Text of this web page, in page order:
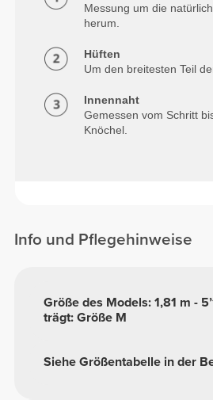
Messung um die
herum.
Hüften
Um den breitesten Teil
Innennaht
Gemessen vom Schritt
Knöchel.
Info und Pflegehinweise
Siehe Größentabelle in der
Größe des Models: 1,81 m -
trägt: Größe M